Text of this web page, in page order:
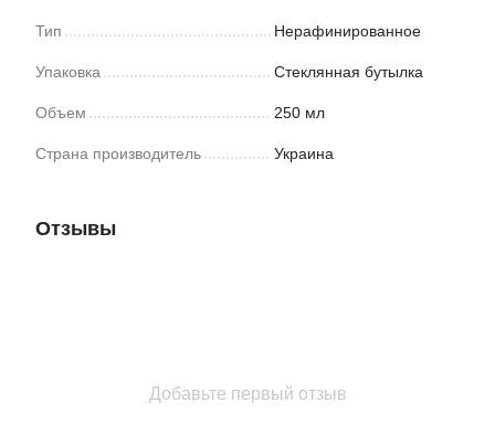
Тип Нерафинированное
Упаковка Стеклянная бутылка
Объем 250 мл
Страна производитель Украина
Отзывы
Добавьте первый отзыв